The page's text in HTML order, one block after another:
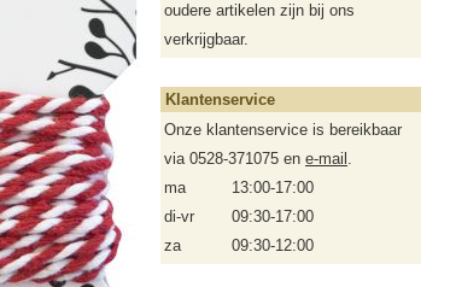
oudere artikelen zijn bij ons
verkrijgbaar.
Klantenservice
Onze klantenservice is bereikbaar
via 0528-371075 en e-mail .
ma
13:00-17:00
di-vr
09:30-17:00
za
09:30-12:00